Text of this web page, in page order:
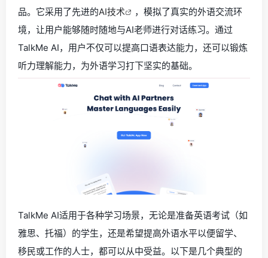
品。它采用了先进的AI技术
，模拟了真实的外语交流环
境，让用户能够随时随地与AI老师进行对话练习。通过
TalkMe AI，用户不仅可以提高口语表达能力，还可以锻炼
听力理解能力，为外语学习打下坚实的基础。
TalkMe AI适用于各种学习场景，无论是准备英语考试（如
雅思、托福）的学生，还是希望提高外语水平以便留学、
移民或工作的人士，都可以从中受益。以下是几个典型的